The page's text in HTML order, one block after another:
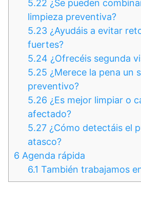
5.22 ¿Se pueden
limpieza preventiva?
5.23 ¿Ayudáis a evitar
fuertes?
5.24 ¿Ofrecéis segunda
5.25 ¿Merece la pena un
preventivo?
5.26 ¿Es mejor limpiar o
afectado?
5.27 ¿Cómo detectáis el
atasco?
6 Agenda rápida
6.1 También trabajamos